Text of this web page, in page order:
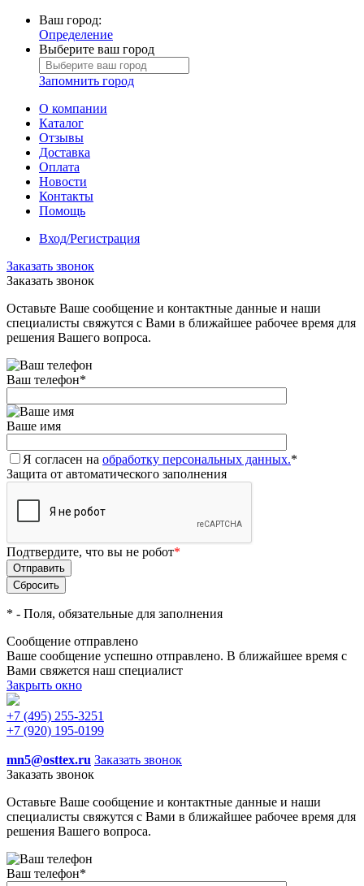
Ваш город:
Определение
Выберите ваш город
Запомнить город
О компании
Каталог
Отзывы
Доставка
Оплата
Новости
Контакты
Помощь
Вход/Регистрация
Заказать звонок
Заказать звонок
Оставьте Ваше сообщение и контактные данные и наши
специалисты свяжутся с Вами в ближайшее рабочее время для
решения Вашего вопроса.
Ваш телефон*
Ваше имя
Я согласен на обработку персональных данных.*
Защита от автоматического заполнения
Подтвердите, что вы не робот*
* - Поля, обязательные для заполнения
Сообщение отправлено
Ваше сообщение успешно отправлено. В ближайшее время с
Вами свяжется наш специалист
Закрыть окно
+7 (495) 255-3251
+7 (920) 195-0199
mn5@osttex.ru Заказать звонок
Заказать звонок
Оставьте Ваше сообщение и контактные данные и наши
специалисты свяжутся с Вами в ближайшее рабочее время для
решения Вашего вопроса.
Ваш телефон*